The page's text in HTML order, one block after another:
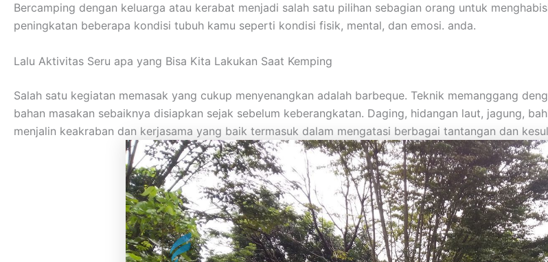
Bercamping dengan keluarga atau kerabat menjadi salah satu pilihan sebagian orang untuk
peningkatan beberapa kondisi tubuh kamu seperti kondisi fisik, mental, dan emosi. anda.
Lalu Aktivitas Seru apa yang Bisa Kita Lakukan Saat Kemping
Salah satu kegiatan memasak yang cukup menyenangkan adalah barbeque. Teknik memanggang
bahan masakan sebaiknya disiapkan sejak sebelum keberangkatan. Daging, hidangan laut, jagung,
menjalin keakraban dan kerjasama yang baik termasuk dalam mengatasi berbagai tantangan dan